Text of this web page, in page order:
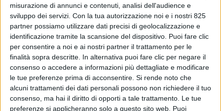
misurazione di annunci e contenuti, analisi dell'audience e
sviluppo dei servizi. Con la tua autorizzazione noi e i nostri 825
partner possiamo utilizzare dati precisi di geolocalizzazione e
identificazione tramite la scansione del dispositivo. Puoi fare clic
per consentire a noi e ai nostri partner il trattamento per le
finalità sopra descritte. In alternativa puoi fare clic per negare il
consenso o accedere a informazioni più dettagliate e modificare
le tue preferenze prima di acconsentire. Si rende noto che
alcuni trattamenti dei dati personali possono non richiedere il tuo
consenso, ma hai il diritto di opporti a tale trattamento. Le tue
preferenze si applicheranno solo a questo sito web. Puoi
Il Mims stabilisce i criteri per
LE ALTRE NEWS 28 OTTOBRE 2022